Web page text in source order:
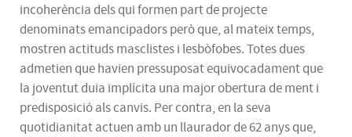
incoherència dels qui formen part de projecte
denominats emancipadors però que, al mateix temps,
mostren actituds masclistes i lesbòfobes. Totes dues
admetien que havien pressuposat equivocadament que
la joventut duia implícita una major obertura de ment i
predisposició als canvis. Per contra, en la seva
quotidianitat actuen amb un llaurador de 62 anys que,